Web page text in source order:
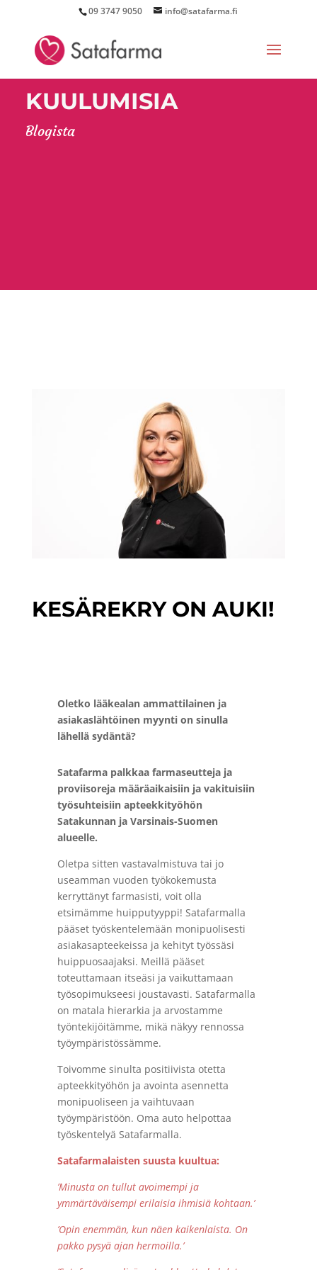
09 3747 9050 info@satafarma.fi
KUULUMISIA
Blogista
KESÄREKRY ON AUKI!
Oletko lääkealan ammattilainen ja
asiakaslähtöinen myynti on sinulla
lähellä sydäntä?
Satafarma palkkaa farmaseutteja ja
proviisoreja määräaikaisiin ja vakituisiin
työsuhteisiin apteekkityöhön
Satakunnan ja Varsinais-Suomen
alueelle.
Oletpa sitten vastavalmistuva tai jo
useamman vuoden työkokemusta
kerryttänyt farmasisti, voit olla
etsimämme huipputyyppi! Satafarmalla
pääset työskentelemään monipuolisesti
asiakasapteekeissa ja kehityt työssäsi
huippuosaajaksi. Meillä pääset
toteuttamaan itseäsi ja vaikuttamaan
työsopimukseesi joustavasti. Satafarmalla
on matala hierarkia ja arvostamme
työntekijöitämme, mikä näkyy rennossa
työympäristössämme.
Toivomme sinulta positiivista otetta
apteekkityöhön ja avointa asennetta
monipuoliseen ja vaihtuvaan
työympäristöön. Oma auto helpottaa
työskentelyä Satafarmalla.
Satafarmalaisten suusta kuultua:
’Minusta on tullut avoimempi ja
ymmärtäväisempi erilaisia ihmisiä kohtaan.’
’Opin enemmän, kun näen kaikenlaista. On
pakko pysyä ajan hermoilla.’